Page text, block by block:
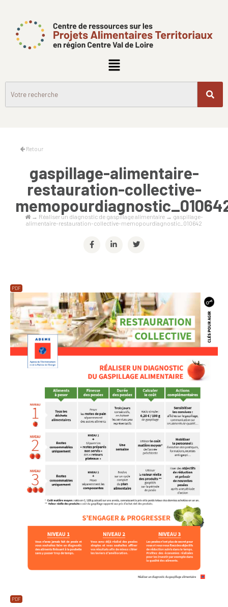
Retour
gaspillage-alimentaire-
restauration-collective-
→ Réaliser un diagnostic de gaspillage alimentaire → gaspillage-
alimentaire-restauration-collective-memopourdiagnostic_010642